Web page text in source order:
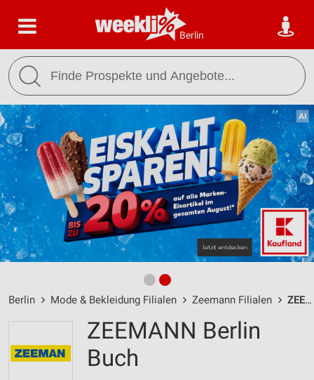
Berlin
Berlin Mode & Bekleidung Filialen Zeemann Filialen ZEEMANN Berlin Buch / Wiltbergstraße 9 - Öffnungszeiten & Adresse
ZEEMANN Berlin
Buch